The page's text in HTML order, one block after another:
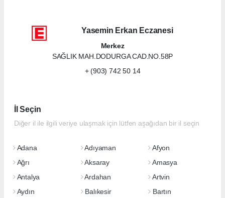
Yasemin Erkan Eczanesi
Merkez
SAĞLIK MAH.DODURGA CAD.NO.58P
+ (903) 742 50 14
İl Seçin
Diğer il ile ilgili veriye ulaşmak için lütfen aşağıdan bir il seçin
Adana Adıyaman
Afyon
Ağrı
Aksaray
Amasya
Antalya
Ardahan
Artvin
Aydın
Balıkesir
Bartın